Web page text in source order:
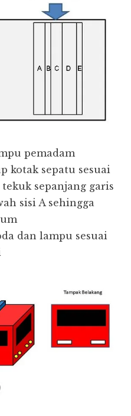
pemadam
kotak sepatu sesuai
sepanjang garis
sisi A sehingga
dan lampu sesuai